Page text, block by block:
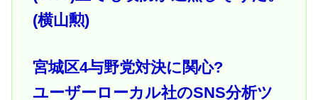
(横山勲)
宮城区4与野党対決に関心?
ユーザーローカル社のSNS分析ツ